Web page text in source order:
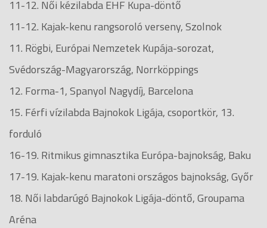
11-12. Női kézilabda EHF Kupa-döntő
11-12. Kajak-kenu rangsoroló verseny, Szolnok
11. Rögbi, Európai Nemzetek Kupája-sorozat,
Svédország-Magyarország, Norrköppings
12. Forma-1, Spanyol Nagydíj, Barcelona
15. Férfi vízilabda Bajnokok Ligája, csoportkör, 13.
forduló
16-19. Ritmikus gimnasztika Európa-bajnokság, Baku
17-19. Kajak-kenu maratoni országos bajnokság, Győr
18. Női labdarúgó Bajnokok Ligája-döntő, Groupama
Aréna